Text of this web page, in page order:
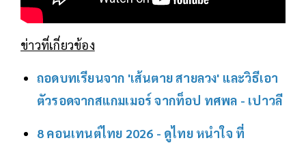
ข่าวที่เกี่ยวข้อง
ถอดบทเรียนจาก 'เส้นตาย สายลวง' และวิธีเอา
ตัวรอดจากสแกมเมอร์ จากท็อป ทศพล - เปาวลี
8 คอนเทนต์ไทย 2026 - ดูไทย หนำใจ ที่